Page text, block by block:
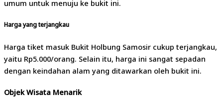
umum untuk menuju ke bukit ini.
Harga yang terjangkau
Harga tiket masuk Bukit Holbung Samosir cukup terjangkau,
yaitu Rp5.000/orang. Selain itu, harga ini sangat sepadan
dengan keindahan alam yang ditawarkan oleh bukit ini.
Objek Wisata Menarik